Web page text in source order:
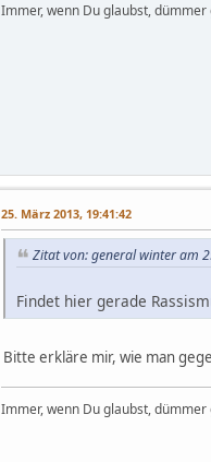
Immer, wenn Du glaubst,
25. März 2013, 19:41:42
Zitat von: general winter am
Findet hier gerade
Bitte erkläre mir, wie man
Immer, wenn Du glaubst,